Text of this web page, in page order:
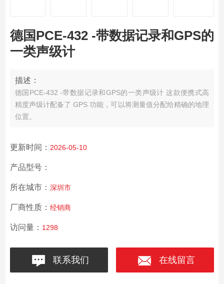
德国PCE-432 -带数据记录和GPS的
一类声级计
描述：
德国PCE-432 -带数据记录和GPS的一类声级计 这款便携式高
精度声级计配备了 GPS 功能，可以将测量值分配给精确的地理
位置。
更新时间： 2026-05-10
产品型号：
所在城市： 深圳市
厂商性质： 经销商
访问量： 1298
联系我们 在线留言